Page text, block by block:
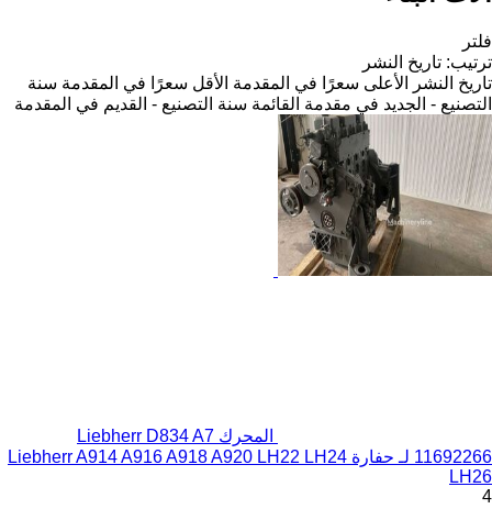
فلتر
ترتيب: تاريخ النشر
تاريخ النشر
الأعلى سعرًا في المقدمة الأقل سعرًا في المقدمة سنة
التصنيع - الجديد في مقدمة القائمة سنة التصنيع - القديم في المقدمة
المحرك Liebherr D834 A7
11692266 لـ حفارة Liebherr A914 A916 A918 A920 LH22 LH24
LH26
4